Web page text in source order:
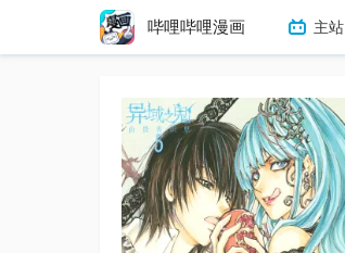
哔哩哔哩漫画 主站